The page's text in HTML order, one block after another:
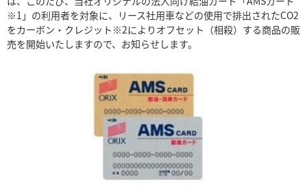
※1」の利用者を対象に、リース社用車などの使用で排出されたCO2
をカーボン・クレジット※2によりオフセット（相殺）する商品の販
売を開始いたしますので、お知らせします。